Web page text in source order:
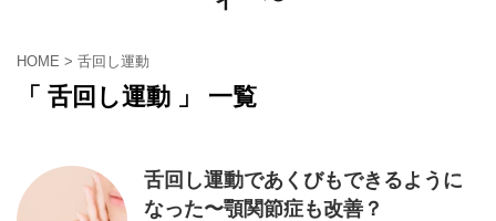
HOME > 舌回し運動
「 舌回し運動 」 一覧
舌回し運動であくびもできるように
なった〜顎関節症も改善？